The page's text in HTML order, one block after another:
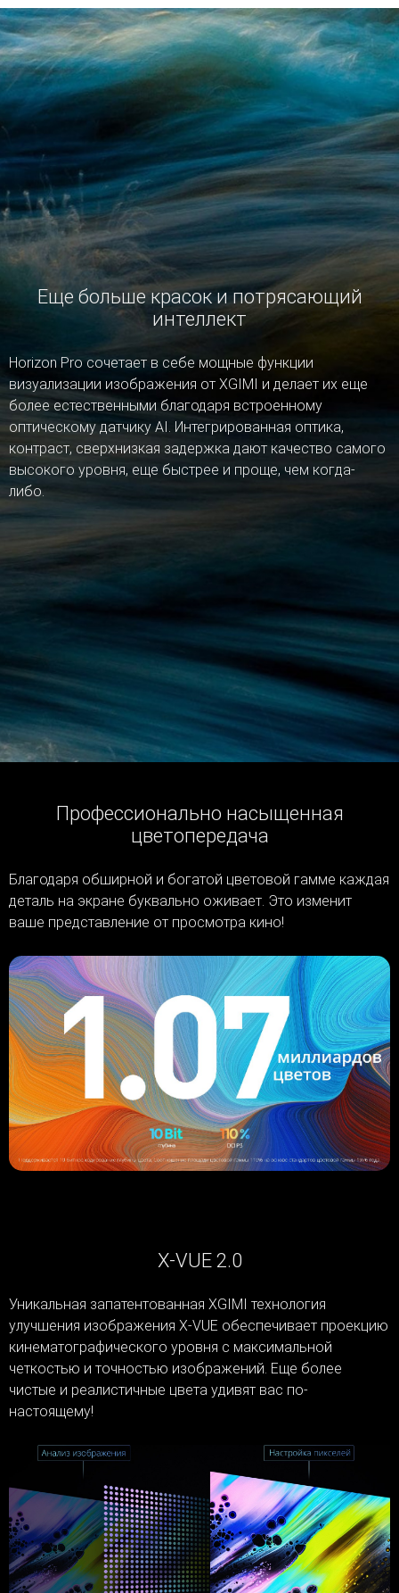
Еще больше красок и потрясающий
интеллект
Horizon Pro сочетает в себе мощные функции
визуализации изображения от XGIMI и делает их еще
более естественными благодаря встроенному
оптическому датчику AI. Интегрированная оптика,
контраст, сверхнизкая задержка дают качество самого
высокого уровня, еще быстрее и проще, чем когда-
либо.
Профессионально насыщенная
цветопередача
Благодаря обширной и богатой цветовой гамме каждая
деталь на экране буквально оживает. Это изменит
ваше представление от просмотра кино!
X-VUE 2.0
Уникальная запатентованная XGIMI технология
улучшения изображения X-VUE обеспечивает проекцию
кинематографического уровня с максимальной
четкостью и точностью изображений. Еще более
чистые и реалистичные цвета удивят вас по-
настоящему!